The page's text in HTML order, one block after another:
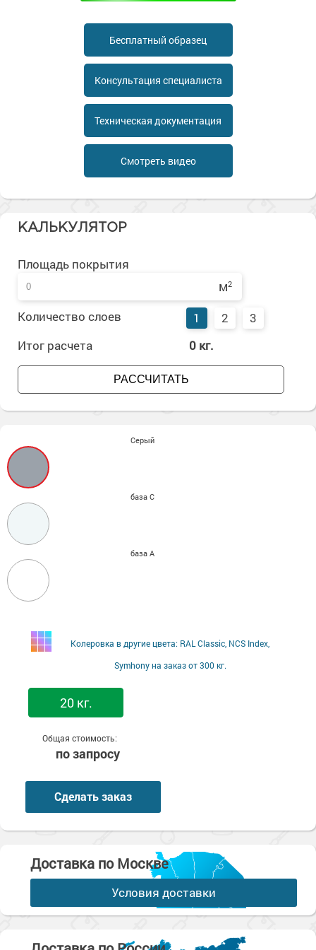
Сопутствующие товары
Бесплатный образец
Консультация специалиста
Техническая документация
Смотреть видео
КАЛЬКУЛЯТОР
Площадь покрытия
м2
Количество слоев 1 2
3
Итог расчета
0 кг.
РАССЧИТАТЬ
Серый
база С
база А
Колеровка в другие цвета: RAL Classic, NCS Index,
Symhony на заказ от 300 кг.
20 кг.
Общая стоимость:
по запросу
Сделать заказ
Доставка по Москве
Условия доставки